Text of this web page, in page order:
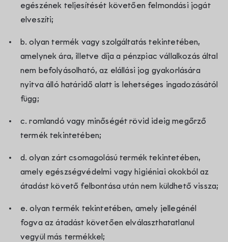
egészének teljesítését követően felmondási jogát
elveszíti;
b. olyan termék vagy szolgáltatás tekintetében,
amelynek ára, illetve díja a pénzpiac vállalkozás által
nem befolyásolható, az elállási jog gyakorlására
nyitva álló határidő alatt is lehetséges ingadozásától
függ;
c. romlandó vagy minőségét rövid ideig megőrző
termék tekintetében;
d. olyan zárt csomagolású termék tekintetében,
amely egészségvédelmi vagy higiéniai okokból az
átadást követő felbontása után nem küldhető vissza;
e. olyan termék tekintetében, amely jellegénél
fogva az átadást követően elválaszthatatlanul
vegyül más termékkel;